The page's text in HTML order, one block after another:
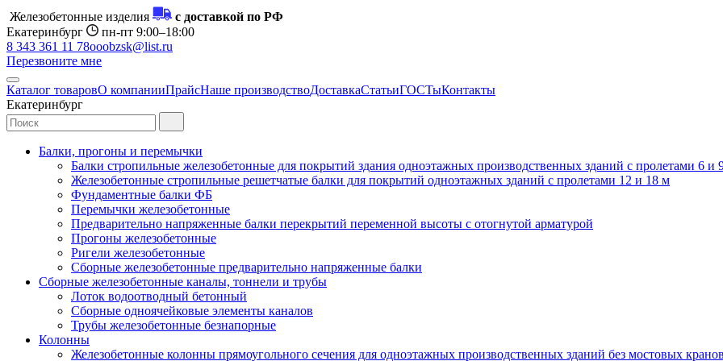
Железобетонные изделия
с доставкой по РФ
Екатеринбург
пн-пт 9:00–18:00
8 343 361 11 78ooobzsk@list.ru
Перезвоните мне
Каталог товаровО компанииПрайсНаше производствоДоставкаСтатьиГОСТыКонтакты
Екатеринбург
Балки, прогоны и перемычки
Балки стропильные железобетонные для покрытий здания одноэтажных производственных зданий с пролетами 6
Железобетонные стропильные решетчатые балки для покрытий одноэтажных зданий с пролетами 12 и 18 м
Фундаментные балки ФБ
Перемычки железобетонные
Предварительно напряженные балки перекрытий переменной высоты с отогнутой арматурой
Прогоны железобетонные
Ригели железобетонные
Сборные железобетонные предварительно напряженные балки
Сборные железобетонные каналы, тоннели и трубы
Лоток водоотводный бетонный
Сборные одноячейковые элементы каналов
Трубы железобетонные безнапорные
Колонны
Железобетонные колонны прямоугольного сечения для одноэтажных производственных зданий без мостовых кранов